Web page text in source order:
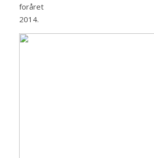
foråret
2014.